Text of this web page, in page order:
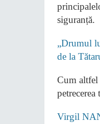
siguranță.
„Drumul
de la
Cum altfel
Virgil